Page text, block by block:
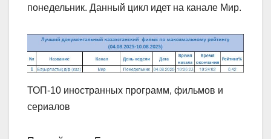
понедельник. Данный цикл идет на канале Мир.
ТОП-10 иностранных программ, фильмов и
сериалов